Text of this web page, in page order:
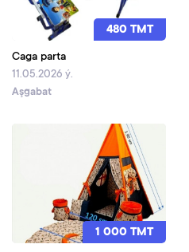
480 TMT
Caga parta
11.05.2026 ý.
Aşgabat
1 000 TMT